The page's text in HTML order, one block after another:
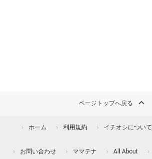
ページトップへ戻る
ホーム 利用規約 イチオシについて
お問い合わせ ママテナ All About